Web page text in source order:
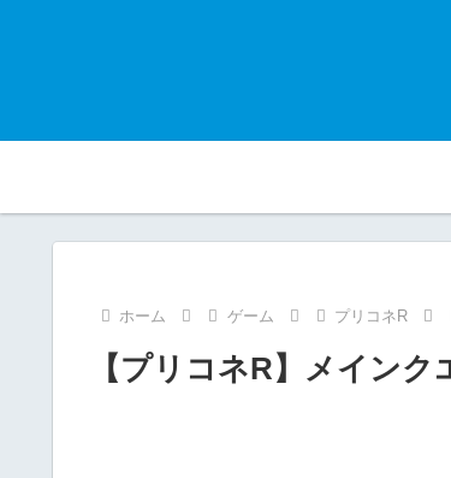
ホーム ゲーム プリコネR
【プリコネR】メイン